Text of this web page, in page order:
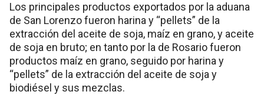
Los principales productos exportados por la aduana
de San Lorenzo fueron harina y “pellets” de la
extracción del aceite de soja, maíz en grano, y aceite
de soja en bruto; en tanto por la de Rosario fueron
productos maíz en grano, seguido por harina y
“pellets” de la extracción del aceite de soja y
biodiésel y sus mezclas.